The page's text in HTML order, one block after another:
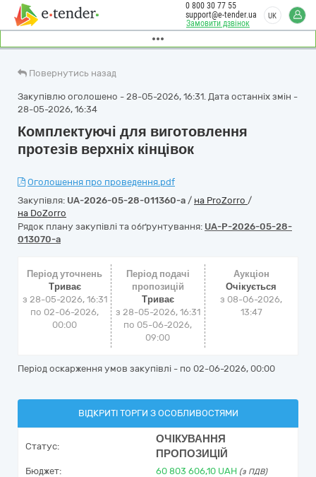
Замовити дзвінок
0 800 30 77 55
support@e-tender.ua
UK
Повернутись назад
Закупівлю оголошено - 28-05-2026, 16:31. Дата останніх змін -
28-05-2026, 16:34
Комплектуючі для виготовлення
протезів верхніх кінцівок
Оголошення про проведення.pdf
Закупівля: UA-2026-05-28-011360-a / на ProZorro /
на DoZorro
Рядок плану закупівлі та обґрунтування: UA-P-2026-05-28-
013070-a
Період уточнень
Триває
з 28-05-2026, 16:31
по 02-06-2026,
00:00
Період подачі
пропозицій
Триває
з 28-05-2026, 16:31
по 05-06-2026,
09:00
Аукціон
Очікується
з 08-06-2026,
13:47
Період оскарження умов закупівлі - по 02-06-2026, 00:00
ВІДКРИТІ ТОРГИ З ОСОБЛИВОСТЯМИ
Статус:
ОЧІКУВАННЯ
ПРОПОЗИЦІЙ
Бюджет: 60 803 606,10 UAH (з ПДВ)